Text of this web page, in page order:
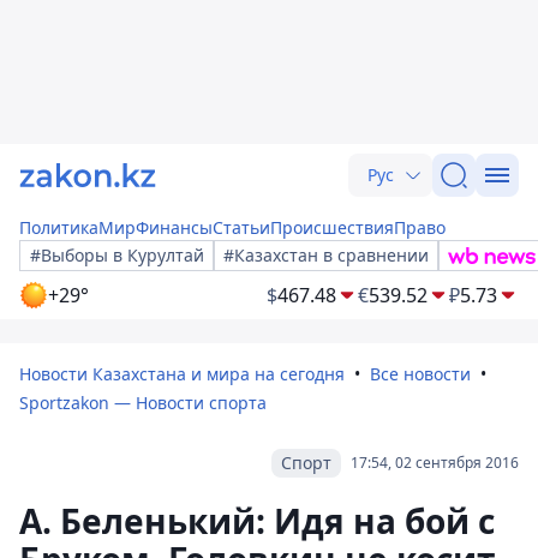
Рус
ПолитикаМирФинансыСтатьиПроисшествияПраво
#Выборы в Курултай
#Казахстан в сравнении
+29° $467.48 €539.52 ₽5.73
Новости Казахстана и мира на сегодня
Все новости
Sportzakon — Новости спорта
17:54, 02 сентября 2016
Спорт
А. Беленький: Идя на бой с